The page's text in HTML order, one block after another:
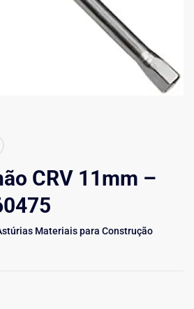
CRV 11mm –
Materiais para Construção